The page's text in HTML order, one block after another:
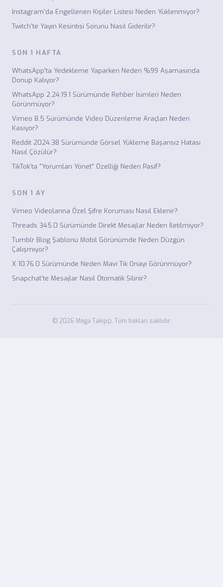
Instagram'da Engellenen Kişiler Listesi Neden Yüklenmiyor?
Twitch'te Yayın Kesintisi Sorunu Nasıl Giderilir?
SON 1 HAFTA
WhatsApp'ta Yedekleme Yaparken Neden %99 Aşamasında
Donup Kalıyor?
WhatsApp 2.24.19.1 Sürümünde Rehber İsimleri Neden
Görünmüyor?
Vimeo 8.5 Sürümünde Video Düzenleme Araçları Neden
Kasıyor?
Reddit 2024.38 Sürümünde Görsel Yükleme Başarısız Hatası
Nasıl Çözülür?
TikTok'ta "Yorumları Yönet" Özelliği Neden Pasif?
SON 1 AY
Vimeo Videolarına Özel Şifre Koruması Nasıl Eklenir?
Threads 345.0 Sürümünde Direkt Mesajlar Neden İletilmiyor?
Tumblr Blog Şablonu Mobil Görünümde Neden Düzgün
Çalışmıyor?
X 10.76.0 Sürümünde Neden Mavi Tik Onayı Görünmüyor?
Snapchat'te Mesajlar Nasıl Otomatik Silinir?
© 2026 Mega Takipçi. Tüm hakları saklıdır.